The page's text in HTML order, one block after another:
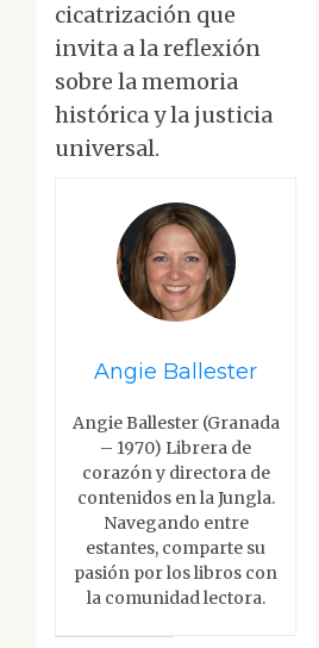
cicatrización que
invita a la reflexión
sobre la memoria
histórica y la justicia
universal.
Angie Ballester
Angie Ballester (Granada
– 1970) Librera de
corazón y directora de
contenidos en la Jungla.
Navegando entre
estantes, comparte su
pasión por los libros con
la comunidad lectora.